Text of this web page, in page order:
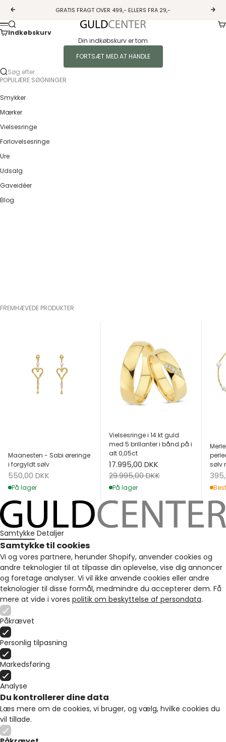
Forrige
GRATIS FRAGT OVER 499,- ELLERS FRA 29,-
Guldcenter
Menu
Søg
Indkøbskurv
Din indkøbskurv er tom
FORTSÆT MED AT HANDLE
Søg efter...
POPULÆRE SØGNINGER
Smykker
Mærker
Vielsesringe
Forlovelsesringe
Ure
Udsalg
Gaveidéer
Blog
FREMHÆVEDE PRODUKTER
Maanesten - Sabi øreringe
i forgyldt sølv
Salgspris
550,00 DKK
På lager
Vielsesringe i 14 kt guld
med 5 brillanter i bånd på i
alt 0,05ct
Salgspris
17.995,00 DKK
Normalpris
29.995,00 DKK
På lager
sølv
Samtykke Detaljer
Samtykke til cookies
Vi og vores partnere, herunder Shopify, anvender cookies og
andre teknologier til at tilpasse din oplevelse, vise dig annoncer
og foretage analyser. Vi vil ikke anvende cookies eller andre
teknologier til disse formål, medmindre du accepterer dem. Få
mere at vide i vores politik om beskyttelse af persondata.
Påkrævet
Personlig tilpasning
Markedsføring
Analyse
Du kontrollerer dine data
Læs mere om de cookies, vi bruger, og vælg, hvilke cookies du
vil tillade.